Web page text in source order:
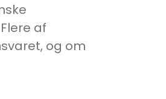
af
og om